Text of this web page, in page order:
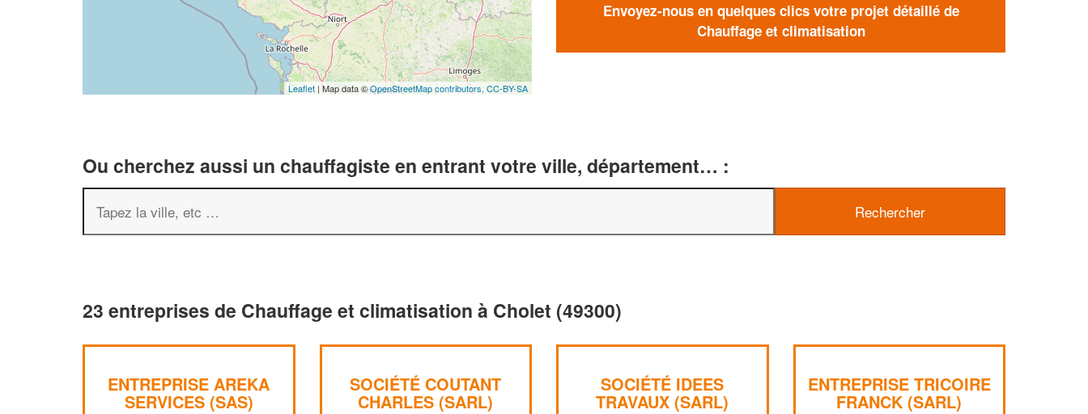
Leaflet| Map data ©OpenStreetMap contributors, CC-BY-SA
Envoyez-nous en quelques clics votre projet détaillé de
Chauffage et climatisation
Ou cherchez aussi un chauffagiste en entrant votre ville, département… :
23 entreprises de Chauffage et climatisation à Cholet (49300)
ENTREPRISE AREKA
SERVICES (SAS)
SOCIÉTÉ COUTANT
CHARLES (SARL)
SOCIÉTÉ IDEES
TRAVAUX (SARL)
ENTREPRISE TRICOIRE
FRANCK (SARL)